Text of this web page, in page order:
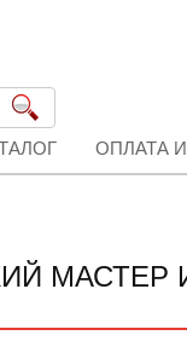
ОПЛАТА
МАСТЕР